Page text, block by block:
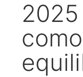
2025